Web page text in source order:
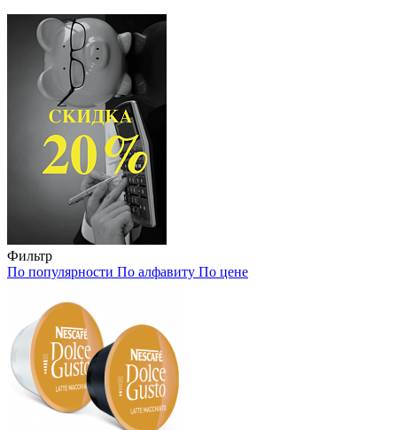
Фильтр
По популярности По алфавиту По цене